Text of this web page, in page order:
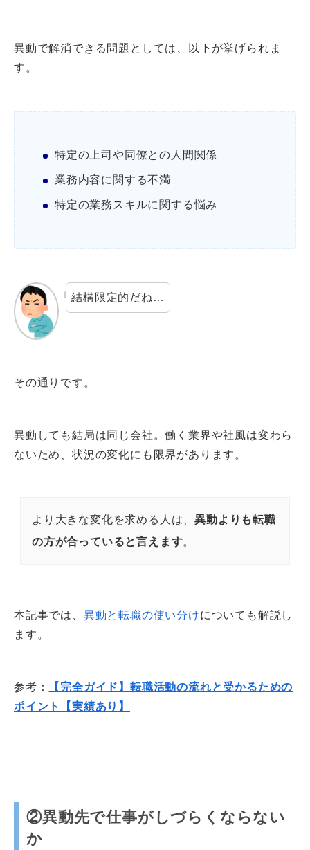
異動で解消できる問題としては、以下が挙げられま
す。
特定の上司や同僚との人間関係
業務内容に関する不満
特定の業務スキルに関する悩み
結構限定的だね…
その通りです。
異動しても結局は同じ会社。働く業界や社風は変わら
ないため、状況の変化にも限界があります。
より大きな変化を求める人は、異動よりも転職
の方が合っていると言えます。
本記事では、 異動と転職の使い分けについても解説し
ます。
参考：
【完全ガイド】転職活動の流れと受かるための
ポイント【実績あり】
②異動先で仕事がしづらくならない
か